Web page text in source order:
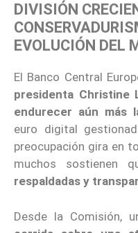
DIVISIÓN
EVOLUCIÓN DEL
El Banco Central
presidenta Christine
endurecer aún más
euro digital
preocupación gira en
muchos sostienen
respaldadas y
Desde la Comisión,